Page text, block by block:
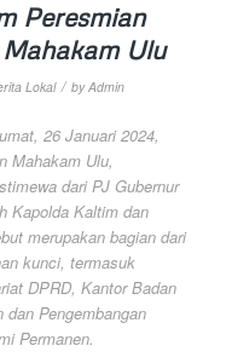
Peresmian
Ulu
Lokal / byAdmin
26 Januari 2024,
Mahakam Ulu,
dari PJ Gubernur
Kapolda Kaltim dan
merupakan bagian dari
kunci, termasuk
DPRD, Kantor Badan
dan Pengembangan
Permanen.